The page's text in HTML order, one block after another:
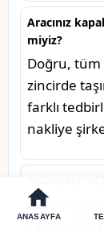
ANASAYFA
Aracınız
miyiz?
Doğru, tüm
zincirde
farklı
nakliye
Beyaz